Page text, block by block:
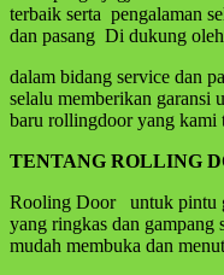
terbaik serta pengalaman
dan pasang Di dukung
dalam bidang service dan
selalu memberikan garansi
baru rollingdoor yang kami
TENTANG ROLLING
Rooling Door untuk pintu
yang ringkas dan gampang
mudah membuka dan